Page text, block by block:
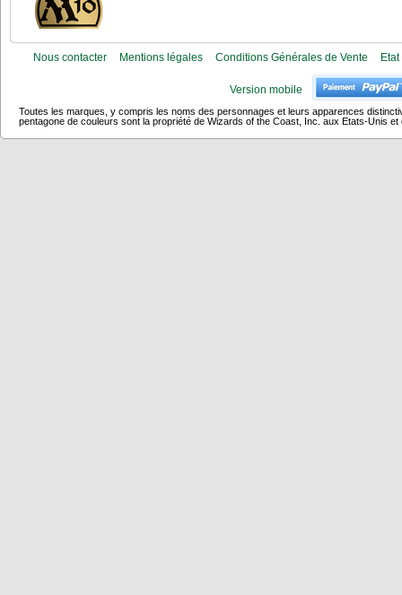
Nous contacter Mentions légales Conditions Générales de Vente
Version mobile
Toutes les marques, y compris les noms des personnages et leurs apparences
pentagone de couleurs sont la propriété de Wizards of the Coast, Inc. aux Etats-Unis